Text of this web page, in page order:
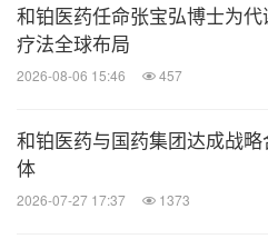
和铂医药任命张宝弘博士为
疗法全球布局
2026-08-06 15:46 457
和铂医药与国药集团达成战
体
2026-07-27 17:37 1373